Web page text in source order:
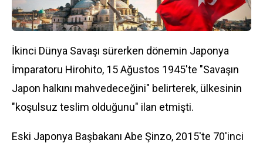
İkinci Dünya Savaşı sürerken dönemin Japonya
İmparatoru Hirohito, 15 Ağustos 1945'te "Savaşın
Japon halkını mahvedeceğini" belirterek, ülkesinin
"koşulsuz teslim olduğunu" ilan etmişti.
Eski Japonya Başbakanı Abe Şinzo, 2015'te 70'inci